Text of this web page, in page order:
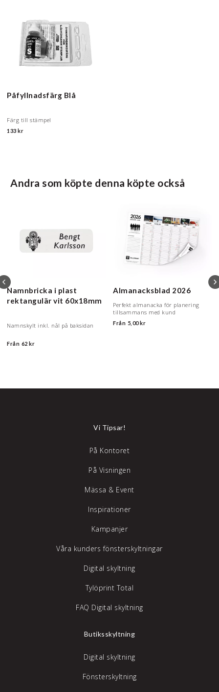
Påfyllnadsfärg Blå
Färg till stämpel
133 kr
Andra som köpte denna köpte också
Namnbricka i plast
rektangulär vit 60x18mm
Namnskylt inkl. nål på baksidan
Från 62 kr
Almanacksblad 2026
Perfekt almanacka för planering
tillsammans med kund
Från 5,00 kr
Vi Tipsar!
På Kontoret
På Visningen
Mässa & Event
Inspirationer
Kampanjer
Våra kunders fönsterskyltningar
Digital skyltning
Tylöprint Total
FAQ Digital skyltning
Butiksskyltning
Digital skyltning
Fönsterskyltning